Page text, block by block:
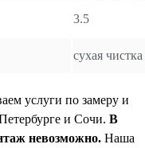
3.5
сухая чистка
услуги по замеру и
и Сочи. В
невозможно. Наша